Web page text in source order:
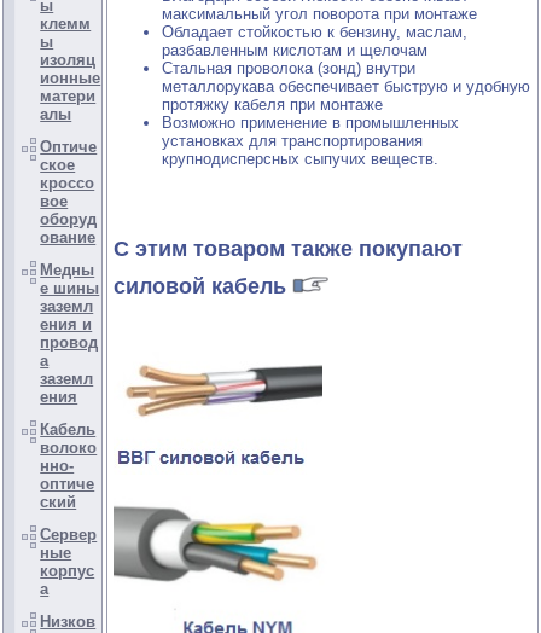
ы
клемм
ы
изоляц
ионные
матери
алы
Оптиче
ское
кроссо
вое
оборуд
ование
Медны
е шины
заземл
ения и
провод
а
заземл
ения
Кабель
волоко
нно-
оптиче
ский
Сервер
ные
корпус
а
Низков
максимальный угол поворота при монтаже
Обладает стойкостью к бензину, маслам,
разбавленным кислотам и щелочам
Стальная проволока (зонд) внутри
металлорукава обеспечивает быструю и удобную
протяжку кабеля при монтаже
Возможно применение в промышленных
установках для транспортирования
крупнодисперсных сыпучих веществ.
С этим товаром также покупают
силовой кабель